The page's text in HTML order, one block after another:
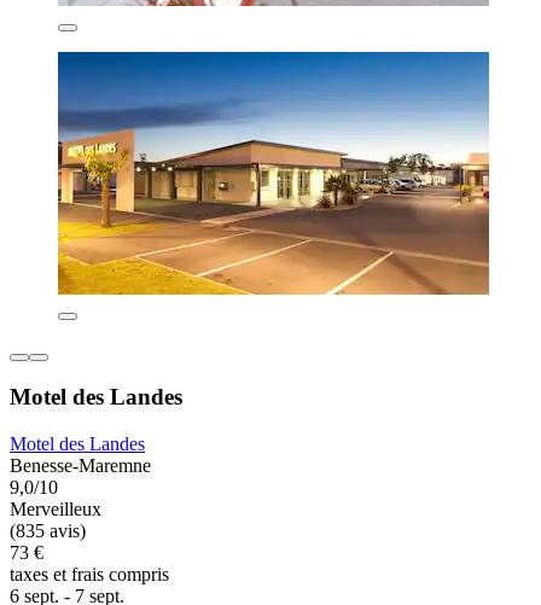
Motel des Landes
Motel des Landes
Benesse-Maremne
9,0/10
Merveilleux
(835 avis)
73 €
taxes et frais compris
6 sept. - 7 sept.